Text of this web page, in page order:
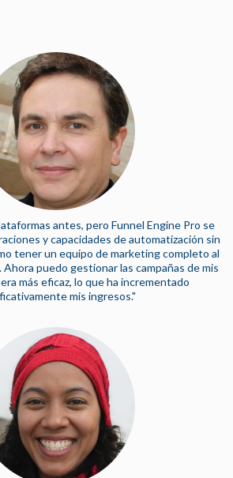
antes, pero Funnel Engine Pro se
y capacidades de automatización sin
tener un equipo de marketing completo al
Ahora puedo gestionar las campañas de mis
más eficaz, lo que ha incrementado
mis ingresos."